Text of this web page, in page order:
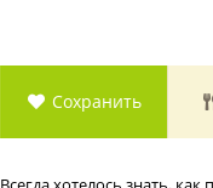
Сохранить